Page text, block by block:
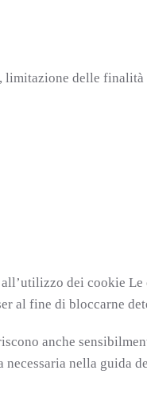
delle
dei cookie
al fine di bloccarne
anche
nella guida